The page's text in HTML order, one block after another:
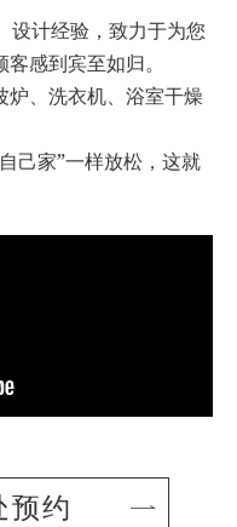
设计经验，致力于为您
感到宾至如归。
炉、洗衣机、浴室干燥
己家”一样放松，这就
预约